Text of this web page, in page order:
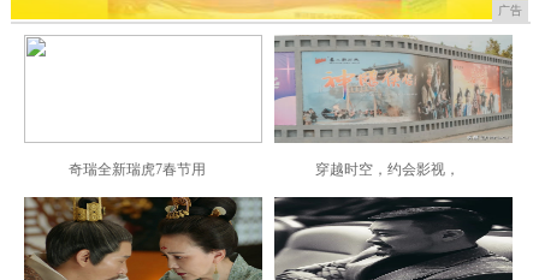
广告
奇瑞全新瑞虎7春节用 穿越时空，约会影视，